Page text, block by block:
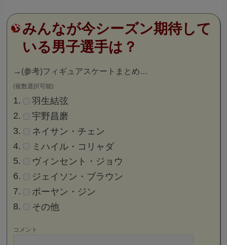
みんなが今シーズン期待して
いる男子選手は？
→ (参考)フィギュアスケートまとめ…
(複数選択可能)
羽生結弦
宇野昌磨
ネイサン・チェン
ミハイル・コリャダ
ヴィンセント・ジョウ
ジェイソン・ブラウン
ボーヤン・ジン
その他
コメント